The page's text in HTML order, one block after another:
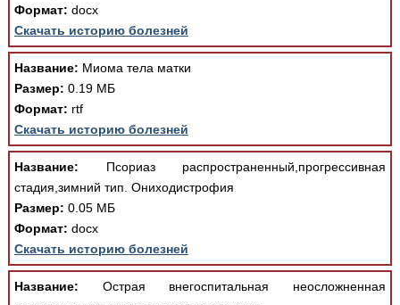
Формат: docx
Скачать историю болезней
Название: Миома тела матки
Размер: 0.19 МБ
Формат: rtf
Скачать историю болезней
Название: Псориаз распространенный,прогрессивная
стадия,зимний тип. Ониходистрофия
Размер: 0.05 МБ
Формат: docx
Скачать историю болезней
Название: Острая внегоспитальная неосложненная